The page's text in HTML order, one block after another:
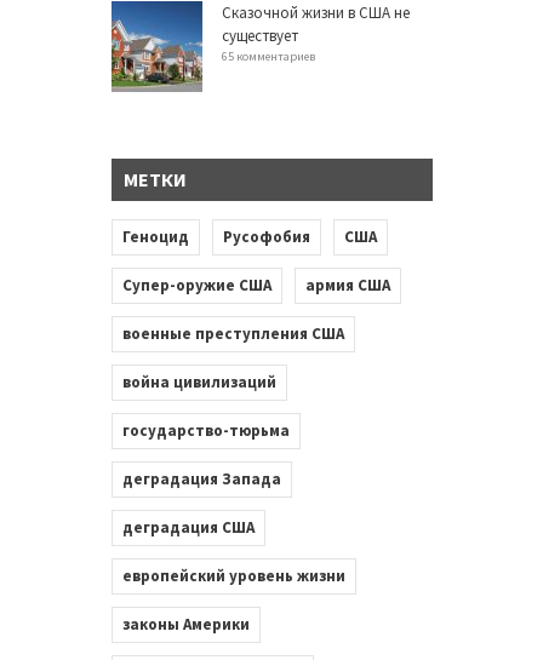
Сказочной жизни в США не
существует
65 комментариев
МЕТКИ
Геноцид Русофобия США
Супер-оружие США армия США
военные преступления США
война цивилизаций
государство-тюрьма
деградация Запада
деградация США
европейский уровень жизни
законы Америки